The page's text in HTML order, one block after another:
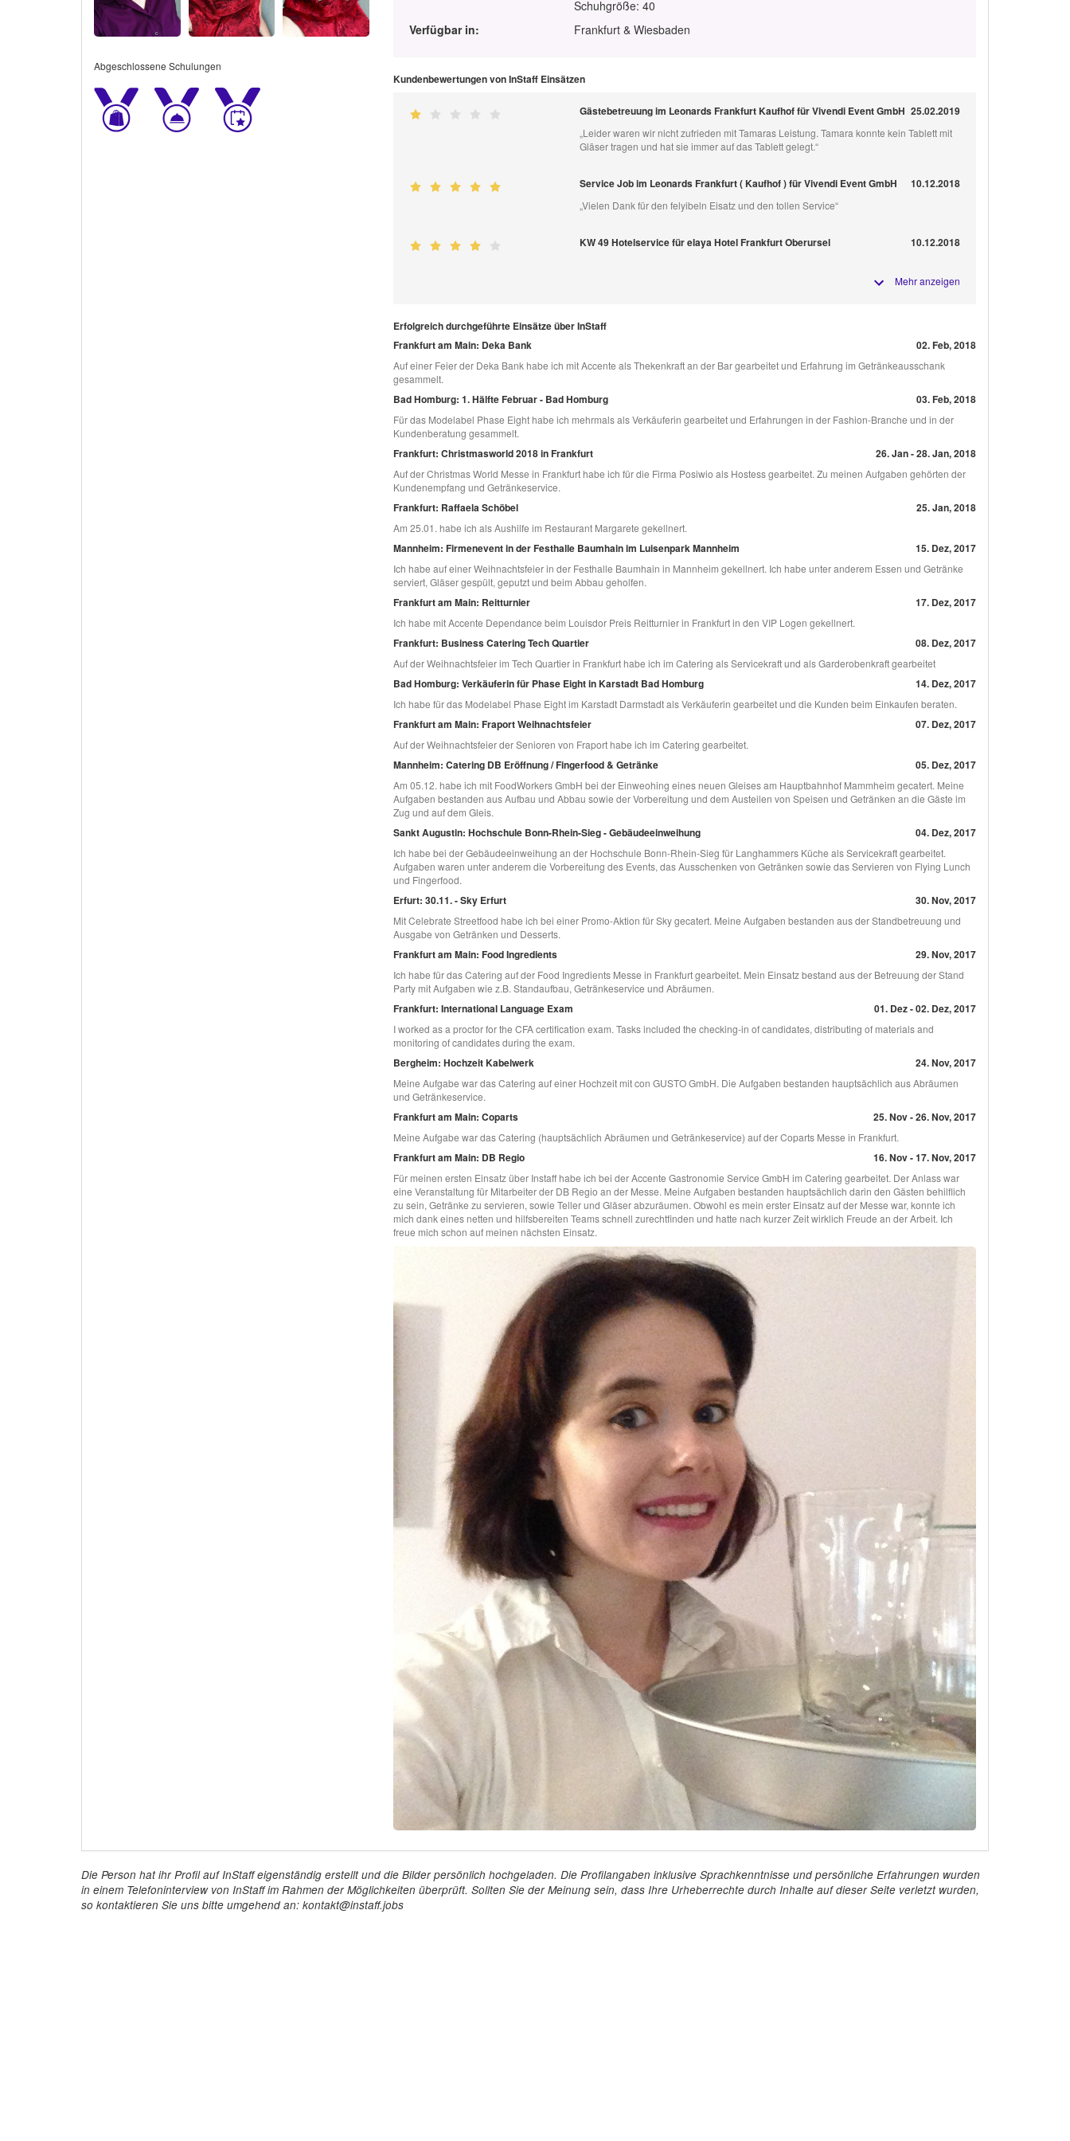
Abgeschlossene Schulungen
Schuhgröße: 40
Verfügbar in:
Frankfurt & Wiesbaden
Kundenbewertungen von InStaff Einsätzen
Gästebetreuung im Leonards Frankfurt Kaufhof für Vivendi Event GmbH 25.02.2019
„Leider waren wir nicht zufrieden mit Tamaras Leistung. Tamara konnte kein Tablett mit
Gläser tragen und hat sie immer auf das Tablett gelegt.“
Service Job im Leonards Frankfurt ( Kaufhof ) für Vivendi Event GmbH 10.12.2018
„Vielen Dank für den felyibeln Eisatz und den tollen Service“
KW 49 Hotelservice für elaya Hotel Frankfurt Oberursel 10.12.2018
Mehr anzeigen
Erfolgreich durchgeführte Einsätze über InStaff
Frankfurt am Main: Deka Bank
02. Feb, 2018
Auf einer Feier der Deka Bank habe ich mit Accente als Thekenkraft an der Bar gearbeitet und Erfahrung im Getränkeausschank
gesammelt.
Bad Homburg: 1. Hälfte Februar - Bad Homburg 03. Feb, 2018
Für das Modelabel Phase Eight habe ich mehrmals als Verkäuferin gearbeitet und Erfahrungen in der Fashion-Branche und in der
Kundenberatung gesammelt.
Frankfurt: Christmasworld 2018 in Frankfurt 26. Jan - 28. Jan, 2018
Auf der Christmas World Messe in Frankfurt habe ich für die Firma Posiwio als Hostess gearbeitet. Zu meinen Aufgaben gehörten der
Kundenempfang und Getränkeservice.
Frankfurt: Raffaela Schöbel 25. Jan, 2018
Am 25.01. habe ich als Aushilfe im Restaurant Margarete gekellnert.
Mannheim: Firmenevent in der Festhalle Baumhain im Luisenpark Mannheim 15. Dez, 2017
Ich habe auf einer Weihnachtsfeier in der Festhalle Baumhain in Mannheim gekellnert. Ich habe unter anderem Essen und Getränke
serviert, Gläser gespült, geputzt und beim Abbau geholfen.
Frankfurt am Main: Reitturnier 17. Dez, 2017
Ich habe mit Accente Dependance beim Louisdor Preis Reitturnier in Frankfurt in den VIP Logen gekellnert.
Frankfurt: Business Catering Tech Quartier 08. Dez, 2017
Auf der Weihnachtsfeier im Tech Quartier in Frankfurt habe ich im Catering als Servicekraft und als Garderobenkraft gearbeitet
Bad Homburg: Verkäuferin für Phase Eight in Karstadt Bad Homburg 14. Dez, 2017
Ich habe für das Modelabel Phase Eight im Karstadt Darmstadt als Verkäuferin gearbeitet und die Kunden beim Einkaufen beraten.
Frankfurt am Main: Fraport Weihnachtsfeier 07. Dez, 2017
Auf der Weihnachtsfeier der Senioren von Fraport habe ich im Catering gearbeitet.
Mannheim: Catering DB Eröffnung / Fingerfood & Getränke 05. Dez, 2017
Am 05.12. habe ich mit FoodWorkers GmbH bei der Einweohing eines neuen Gleises am Hauptbahnhof Mammheim gecatert. Meine
Aufgaben bestanden aus Aufbau und Abbau sowie der Vorbereitung und dem Austeilen von Speisen und Getränken an die Gäste im
Zug und auf dem Gleis.
Sankt Augustin: Hochschule Bonn-Rhein-Sieg - Gebäudeeinweihung 04. Dez, 2017
Ich habe bei der Gebäudeeinweihung an der Hochschule Bonn-Rhein-Sieg für Langhammers Küche als Servicekraft gearbeitet.
Aufgaben waren unter anderem die Vorbereitung des Events, das Ausschenken von Getränken sowie das Servieren von Flying Lunch
und Fingerfood.
Erfurt: 30.11. - Sky Erfurt 30. Nov, 2017
Mit Celebrate Streetfood habe ich bei einer Promo-Aktion für Sky gecatert. Meine Aufgaben bestanden aus der Standbetreuung und
Ausgabe von Getränken und Desserts.
Frankfurt am Main: Food Ingredients 29. Nov, 2017
Ich habe für das Catering auf der Food Ingredients Messe in Frankfurt gearbeitet. Mein Einsatz bestand aus der Betreuung der Stand
Party mit Aufgaben wie z.B. Standaufbau, Getränkeservice und Abräumen.
Frankfurt: International Language Exam 01. Dez - 02. Dez, 2017
I worked as a proctor for the CFA certification exam. Tasks included the checking-in of candidates, distributing of materials and
monitoring of candidates during the exam.
Bergheim: Hochzeit Kabelwerk 24. Nov, 2017
Meine Aufgabe war das Catering auf einer Hochzeit mit con GUSTO GmbH. Die Aufgaben bestanden hauptsächlich aus Abräumen
und Getränkeservice.
Frankfurt am Main: Coparts 25. Nov - 26. Nov, 2017
Meine Aufgabe war das Catering (hauptsächlich Abräumen und Getränkeservice) auf der Coparts Messe in Frankfurt.
Frankfurt am Main: DB Regio 16. Nov - 17. Nov, 2017
Für meinen ersten Einsatz über Instaff habe ich bei der Accente Gastronomie Service GmbH im Catering gearbeitet. Der Anlass war
eine Veranstaltung für Mitarbeiter der DB Regio an der Messe. Meine Aufgaben bestanden hauptsächlich darin den Gästen behilflich
zu sein, Getränke zu servieren, sowie Teller und Gläser abzuräumen. Obwohl es mein erster Einsatz auf der Messe war, konnte ich
mich dank eines netten und hilfsbereiten Teams schnell zurechtfinden und hatte nach kurzer Zeit wirklich Freude an der Arbeit. Ich
freue mich schon auf meinen nächsten Einsatz.
Die Person hat ihr Profil auf InStaff eigenständig erstellt und die Bilder persönlich hochgeladen. Die Profilangaben inklusive Sprachkenntnisse und persönliche Erfahrungen wurden
in einem Telefoninterview von InStaff im Rahmen der Möglichkeiten überprüft. Sollten Sie der Meinung sein, dass Ihre Urheberrechte durch Inhalte auf dieser Seite verletzt wurden,
so kontaktieren Sie uns bitte umgehend an: kontakt@instaff.jobs